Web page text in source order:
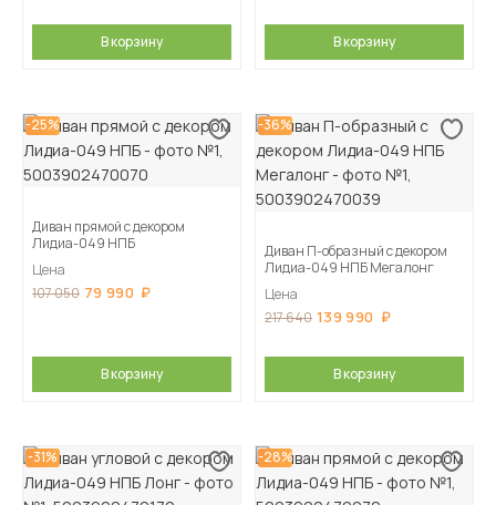
В корзину В корзину
-25%
Диван прямой с декором
Лидиа-049 НПБ
Цена
107 050 79 990
В корзину
-36%
Диван П-образный с декором
Лидиа-049 НПБ Мегалонг
Цена
217 640 139 990
В корзину
-31% -28%